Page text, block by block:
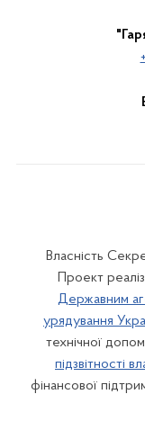
Власність
Проект
Державним
урядування
технічної
підзвітності
фінансової